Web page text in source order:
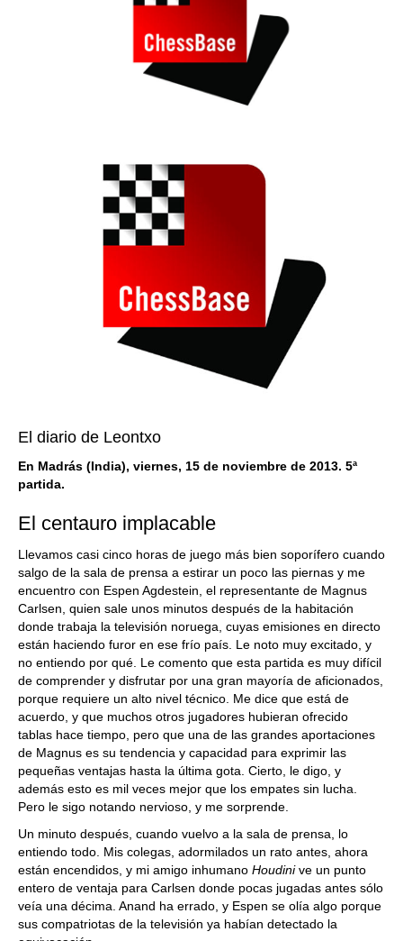
El diario de Leontxo
En Madrás (India), viernes, 15 de noviembre de 2013. 5ª
partida.
El centauro implacable
Llevamos casi cinco horas de juego más bien soporífero cuando
salgo de la sala de prensa a estirar un poco las piernas y me
encuentro con Espen Agdestein, el representante de Magnus
Carlsen, quien sale unos minutos después de la habitación
donde trabaja la televisión noruega, cuyas emisiones en directo
están haciendo furor en ese frío país. Le noto muy excitado, y
no entiendo por qué. Le comento que esta partida es muy difícil
de comprender y disfrutar por una gran mayoría de aficionados,
porque requiere un alto nivel técnico. Me dice que está de
acuerdo, y que muchos otros jugadores hubieran ofrecido
tablas hace tiempo, pero que una de las grandes aportaciones
de Magnus es su tendencia y capacidad para exprimir las
pequeñas ventajas hasta la última gota. Cierto, le digo, y
además esto es mil veces mejor que los empates sin lucha.
Pero le sigo notando nervioso, y me sorprende.
Un minuto después, cuando vuelvo a la sala de prensa, lo
entiendo todo. Mis colegas, adormilados un rato antes, ahora
están encendidos, y mi amigo inhumano Houdinive un punto
entero de ventaja para Carlsen donde pocas jugadas antes sólo
veía una décima. Anand ha errado, y Espen se olía algo porque
sus compatriotas de la televisión ya habían detectado la